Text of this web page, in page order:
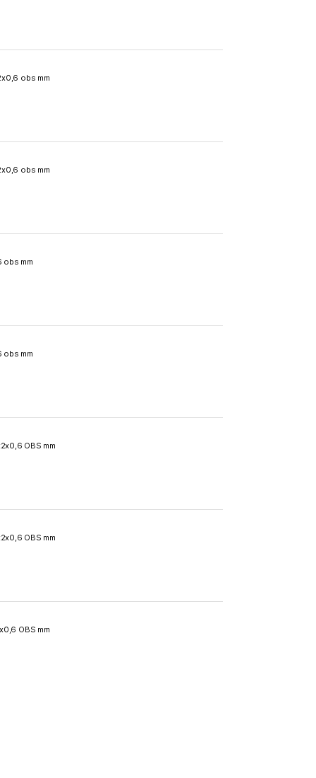
obs mm
obs mm
obs mm
obs mm
OBS mm
OBS mm
OBS mm